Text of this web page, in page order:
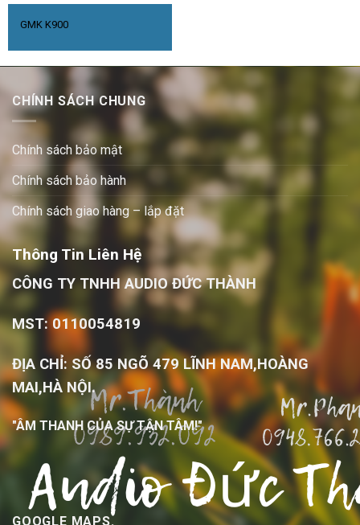
GMK K900
CHÍNH SÁCH CHUNG
Chính sách bảo mật
Chính sách bảo hành
Chính sách giao hàng – lắp đặt
Thông Tin Liên Hệ
CÔNG TY TNHH AUDIO ĐỨC THÀNH
MST: 0110054819
ĐỊA CHỈ: SỐ 85 NGÕ 479 LĨNH NAM,HOÀNG
MAI,HÀ NỘI.
"ÂM THANH CỦA SỰ TẬN TÂM!"
GOOGLE MAPS.